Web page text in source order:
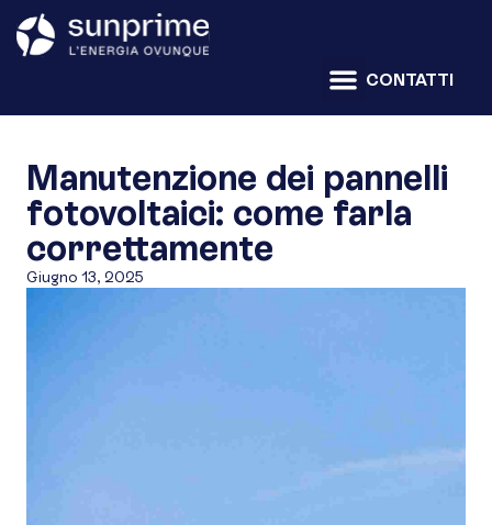
CONTATTI
Manutenzione dei pannelli
fotovoltaici: come farla
correttamente
Giugno 13, 2025